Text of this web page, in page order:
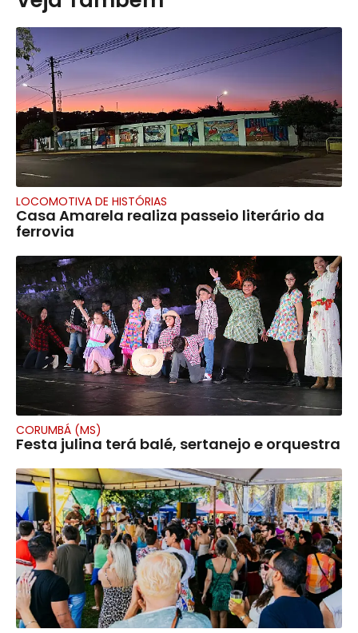
LOCOMOTIVA DE HISTÓRIAS
Casa Amarela realiza passeio literário da
ferrovia
CORUMBÁ (MS)
Festa julina terá balé, sertanejo e orquestra